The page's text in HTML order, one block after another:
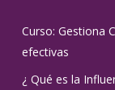
Curso: Gestiona
efectivas
¿ Qué es la